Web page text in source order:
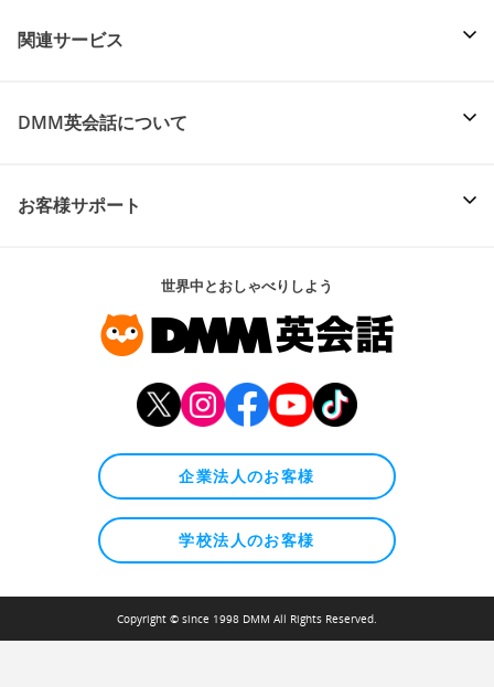
関連サービス
DMM英会話について
お客様サポート
世界中とおしゃべりしよう
企業法人のお客様
学校法人のお客様
Copyright © since 1998 DMM All Rights Reserved.